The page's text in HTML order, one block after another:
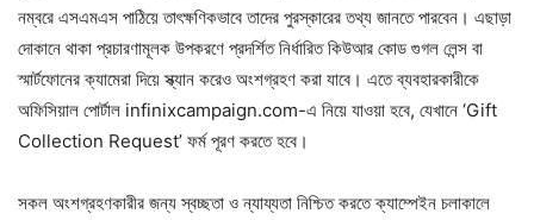
নম্বরে এসএমএস পাঠিয়ে তাৎক্ষণিকভাবে তাদের পুরস্কারের তথ্য জানতে পারবেন। এছাড়া
দোকানে থাকা প্রচারণামূলক উপকরণে প্রদর্শিত নির্ধারিত কিউআর কোড গুগল লেন্স বা
স্মার্টফোনের ক্যামেরা দিয়ে স্ক্যান করেও অংশগ্রহণ করা যাবে। এতে ব্যবহারকারীকে
অফিসিয়াল পোর্টাল infinixcampaign.com-এ নিয়ে যাওয়া হবে, যেখানে ‘Gift
Collection Request’ ফর্ম পূরণ করতে হবে।
সকল অংশগ্রহণকারীর জন্য স্বচ্ছতা ও ন্যায্যতা নিশ্চিত করতে ক্যাম্পেইন চলাকালে